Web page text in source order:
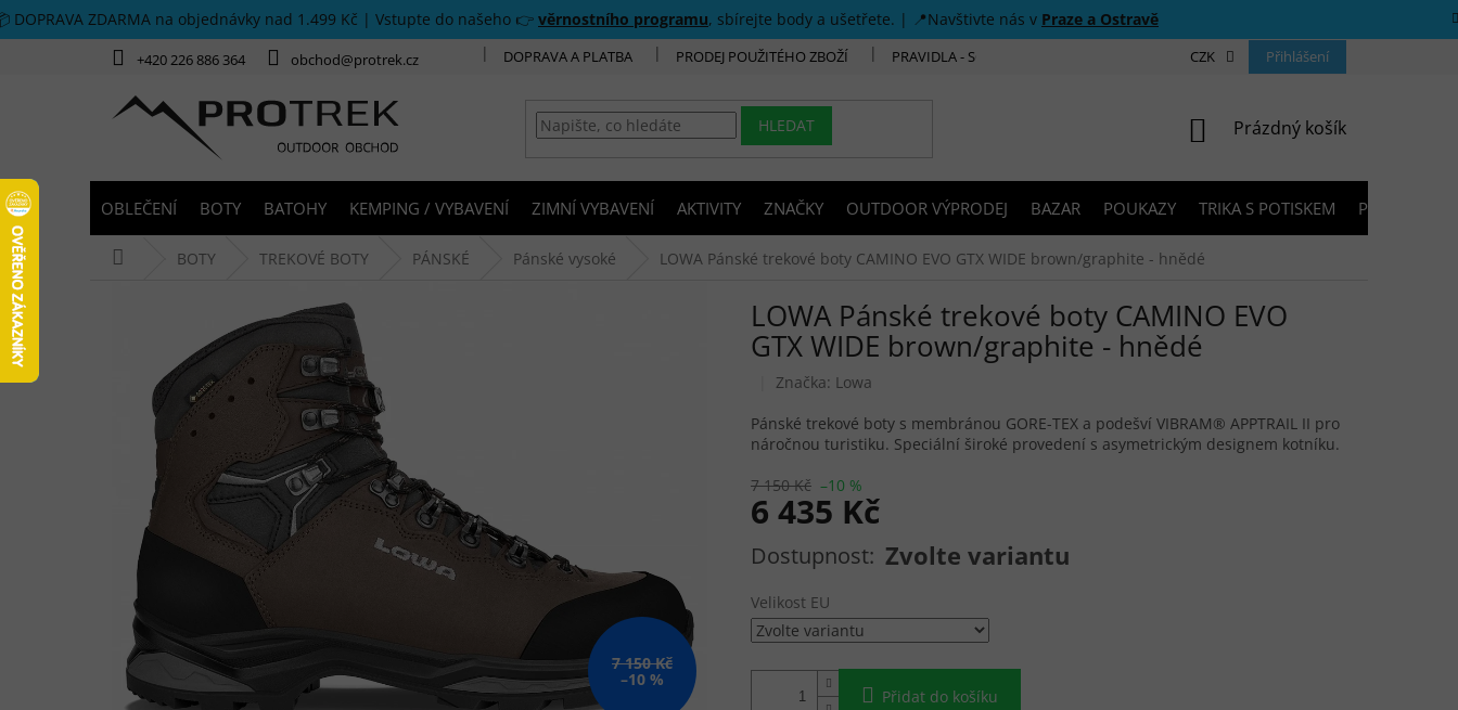
Přejít na obsah
DOPRAVA ZDARMA na objednávky nad 1.499 Kč | Vstupte do našeho 👉 věrnostního programu, sbírejte body a ušetřete. | 📍Navštivte nás v Praze a Ostravě
+420 226 886 364 obchod@protrek.cz DOPRAVA A PLATBA PRODEJ POUŽITÉHO ZBOŽÍ PRAVIDLA - SOUTĚŽE PRODEJNY KONTAKTY
CZK Přihlášení
HLEDAT NÁKUPNÍ KOŠÍK
Prázdný košík
OBLEČENÍ BOTY BATOHY KEMPING / VYBAVENÍ ZIMNÍ VYBAVENÍ AKTIVITY ZNAČKY OUTDOOR VÝPRODEJ BAZAR POUKAZY TRIKA S POTISKEM PŮJČOVNA
BOTY TREKOVÉ BOTY PÁNSKÉ Pánské vysoké LOWA Pánské trekové boty CAMINO EVO GTX WIDE brown/graphite - hnědé
7 150 Kč
–10 %
LOWA Pánské trekové boty CAMINO EVO
GTX WIDE brown/graphite - hnědé
Značka: Lowa
7 150 Kč –10 %
6 435 Kč
Měrná cena: Zvolte variantu
Velikost EU
Přidat do košíku
Pánské trekové boty s membránou GORE-TEX a podešví VIBRAM® APPTRAIL II pro
náročnou turistiku. Speciální široké provedení s asymetrickým designem kotníku.